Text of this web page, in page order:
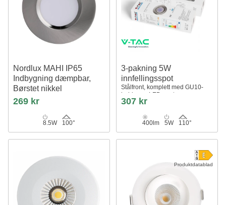
Nordlux MAHI IP65
Indbygning dæmpbar,
Børstet nikkel
269 kr
8.5W 100°
3-pakning 5W
innfellingsspot
Stålfront, komplett med GU10-
holder og LED-spot
307 kr
400lm 5W 110°
Produktdatablad